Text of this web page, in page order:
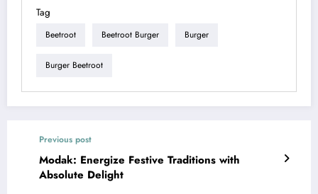
Tag
Beetroot Beetroot Burger Burger
Burger Beetroot
Previous post
Modak: Energize Festive Traditions with
Absolute Delight